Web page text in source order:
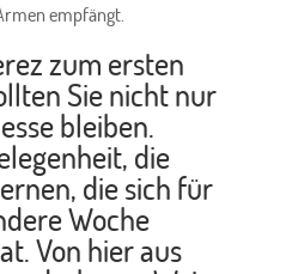
empfängt.
zum ersten
Sie nicht nur
bleiben.
die
die sich für
Woche
Von hier aus